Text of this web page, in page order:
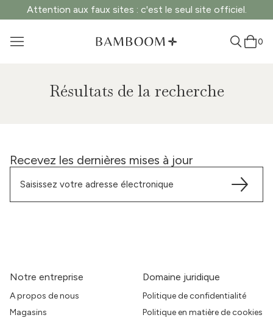
Attention aux faux sites : c'est le seul site officiel.
0
Résultats de la recherche
Recevez les dernières mises à jour
Notre entreprise
A propos de nous
Magasins
Domaine juridique
Politique de confidentialité
Politique en matière de cookies